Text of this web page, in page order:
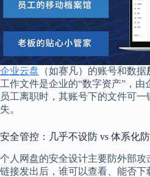
企业云盘 （如赛凡）的账号和数据
工作文件是企业的“数字资产”，由
员工离职时，其账号下的文件可
失。
安全管控：几乎不设防 vs 体系化
个人网盘的安全设计主要防外部攻
链接发出后，谁可以查看、能否